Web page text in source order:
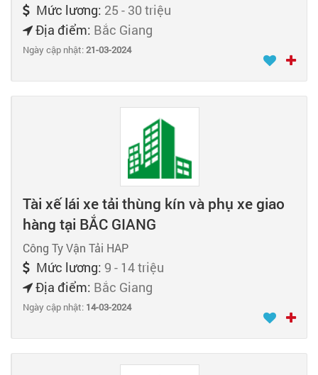
Mức lương: 25 - 30 triệu
Địa điểm: Bắc Giang
Ngày cập nhật:21-03-2024
Tài xế lái xe tải thùng kín và phụ xe giao
hàng tại BẮC GIANG
Công Ty Vận Tải HAP
Mức lương: 9 - 14 triệu
Địa điểm: Bắc Giang
Ngày cập nhật: 14-03-2024